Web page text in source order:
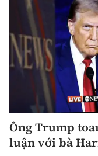
Ông Trump
luận với bà